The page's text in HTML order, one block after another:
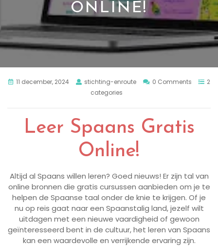
ONLINE!
11 december, 2024 stichting-enroute 0 Comments
2
categories
Leer Spaans Gratis
Online!
Altijd al Spaans willen leren? Goed nieuws! Er zijn tal van
online bronnen die gratis cursussen aanbieden om je te
helpen de Spaanse taal onder de knie te krijgen. Of je
nu op reis gaat naar een Spaanstalig land, jezelf wilt
uitdagen met een nieuwe vaardigheid of gewoon
geïnteresseerd bent in de cultuur, het leren van Spaans
kan een waardevolle en verrijkende ervaring zijn.